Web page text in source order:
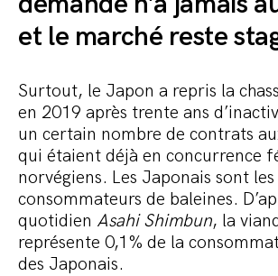
et le marché reste
Surtout, le Japon a repris la
en 2019 après trente ans
un certain nombre de contrats
qui étaient déjà en concurrence
norvégiens. Les Japonais sont
consommateurs de baleines.
quotidien Asahi Shimbun, la
représente 0,1% de la
des Japonais.